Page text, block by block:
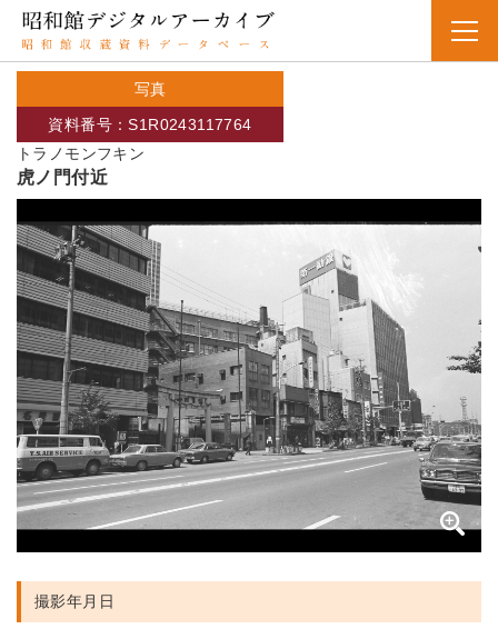
写真
トラノモンフキン
資料番号：S1R0243117764
虎ノ門付近
撮影年月日